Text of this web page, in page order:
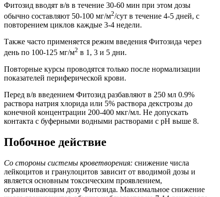
Фитозид вводят в/в в течение 30-60 мин при этом дозы
обычно составляют 50-100 мг/м2/сут в течение 4-5 дней, с
повторением циклов каждые 3-4 недели.
Также часто применяется режим введения Фитозида через
день по 100-125 мг/м2 в 1, 3 и 5 дни.
Повторные курсы проводятся только после нормализации
показателей периферической крови.
Перед в/в введением Фитозид разбавляют в 250 мл 0.9%
раствора натрия хлорида или 5% раствора декстрозы до
конечной концентрации 200-400 мкг/мл. Не допускать
контакта с буферными водными растворами с рН выше 8.
Побочное действие
Со стороны системы кроветворения: снижение числа
лейкоцитов и гранулоцитов зависит от вводимой дозы и
является основным токсическим проявлением,
ограничивающим дозу Фитозида. Максимальное снижение